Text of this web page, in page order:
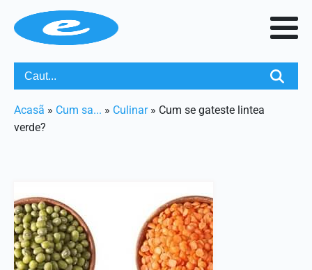
Acasã » Cum sa... » Culinar» Cum se gateste lintea
verde?